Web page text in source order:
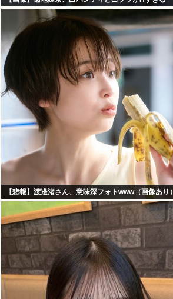
【悲報】渡邊渚さん、意味深フォトwww（画像あり）